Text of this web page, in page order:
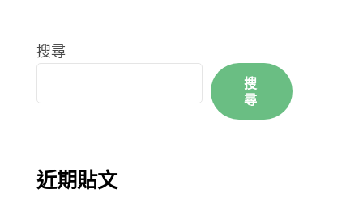
搜尋
搜
尋
近期貼文